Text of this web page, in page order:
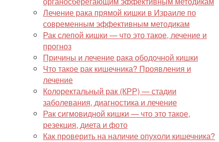
Лечение рака прямой кишки в Израиле по
современным эффективным методикам
Рак слепой кишки — что это такое, лечение и
прогноз
Причины и лечение рака ободочной кишки
Что такое рак кишечника? Проявления и
лечение
Колоректальный рак (КРР) — стадии
заболевания, диагностика и лечение
Рак сигмовидной кишки — что это такое,
резекция, диета и фото
Как проверить на наличие опухоли кишечника?